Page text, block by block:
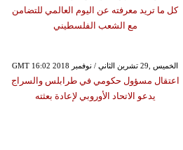
كل ما تريد معرفته عن اليوم العالمي للتضامن
مع الشعب الفلسطيني
GMT 16:02 2018 الخميس ,29 تشرين الثاني / نوفمبر
اعتقال مسؤول حكومي في طرابلس والسراج
يدعو الاتحاد الأوروبي لإعادة بعثته